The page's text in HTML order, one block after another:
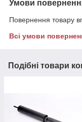
Умови
Повернення товару
Всі умови
Подібні товари